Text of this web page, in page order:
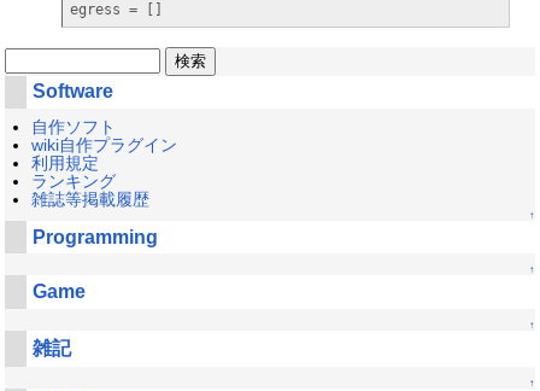
egress = []
Software
自作ソフト
wiki自作プラグイン
利用規定
ランキング
雑誌等掲載履歴
↑
Programming
↑
Game
↑
雑記
↑